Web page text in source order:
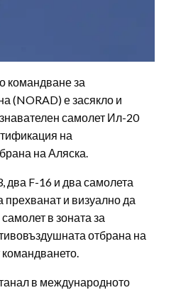
командване за
(NORAD) е засякло и
самолет Ил-20
на
на Аляска.
два F-16 и два самолета
прехванат и визуално да
в зоната за
отбрана на
в международното